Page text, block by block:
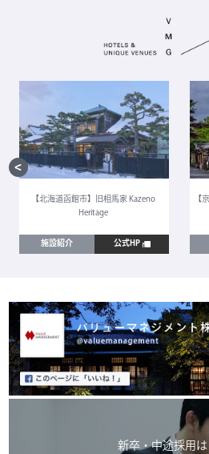
【北海道函館市】旧相馬家 Kazeno
Heritage
施設紹介 公式HP
【
新卒・中途採用は